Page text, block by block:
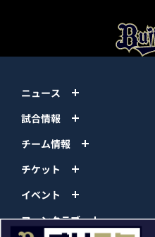
ニュース
試合情報
チーム情報
チケット
イベント
ファンクラブ